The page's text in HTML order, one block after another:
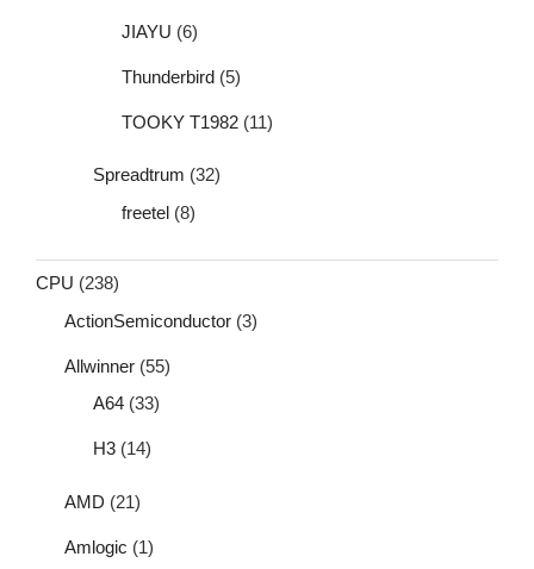
JIAYU (6)
Thunderbird (5)
TOOKY T1982 (11)
Spreadtrum (32)
freetel (8)
CPU (238)
ActionSemiconductor (3)
Allwinner (55)
A64 (33)
H3 (14)
AMD (21)
Amlogic (1)